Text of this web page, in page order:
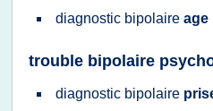
diagnostic bipolaire age
trouble bipolaire
diagnostic bipolaire